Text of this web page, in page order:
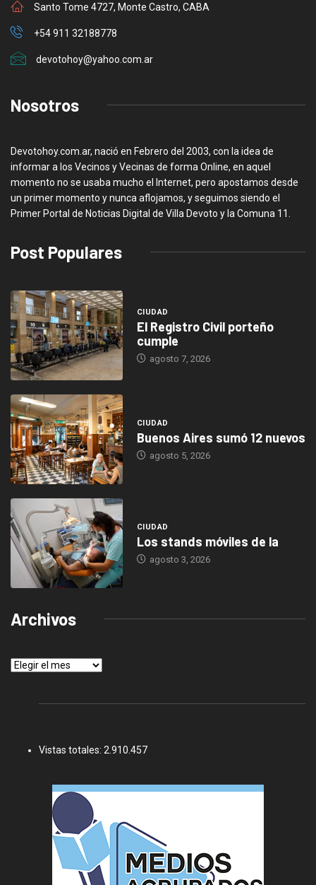
Santo Tome 4727, Monte Castro, CABA
+54 911 32188778
devotohoy@yahoo.com.ar
Nosotros
Devotohoy.com.ar, nació en Febrero del 2003, con la idea de
informar a los Vecinos y Vecinas de forma Online, en aquel
momento no se usaba mucho el Internet, pero apostamos desde
un primer momento y nunca aflojamos, y seguimos siendo el
Primer Portal de Noticias Digital de Villa Devoto y la Comuna 11.
Post Populares
CIUDAD
El Registro Civil porteño
cumple
agosto 7, 2026
CIUDAD
Buenos Aires sumó 12 nuevos
agosto 5, 2026
CIUDAD
Los stands móviles de la
agosto 3, 2026
Archivos
Archivos
Vistas totales: 2.910.457